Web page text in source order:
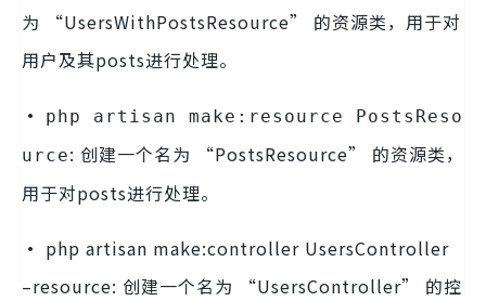
为 “UsersWithPostsResource” 的资源类，用于对
用户及其posts进行处理。
·
php artisan make:resource PostsReso
urce: 创建一个名为 “PostsResource” 的资源类，
用于对posts进行处理。
· php artisan make:controller UsersController
–resource: 创建一个名为 “UsersController” 的控